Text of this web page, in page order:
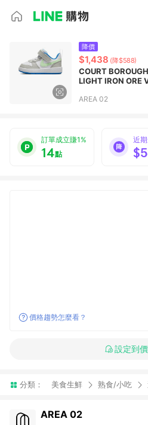
降價
$1,438 (降$588)
COURT
LIGHT IRON ORE
AREA 02
訂單成立賺1%
14點
近
價格趨勢怎麼看？
設定到
分類： 美食生鮮 熟食/小吃
AREA 02